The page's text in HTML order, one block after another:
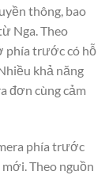
thông, bao
Nga. Theo
phía trước có hỗ
khả năng
đơn cùng cảm
phía trước
Theo nguồn